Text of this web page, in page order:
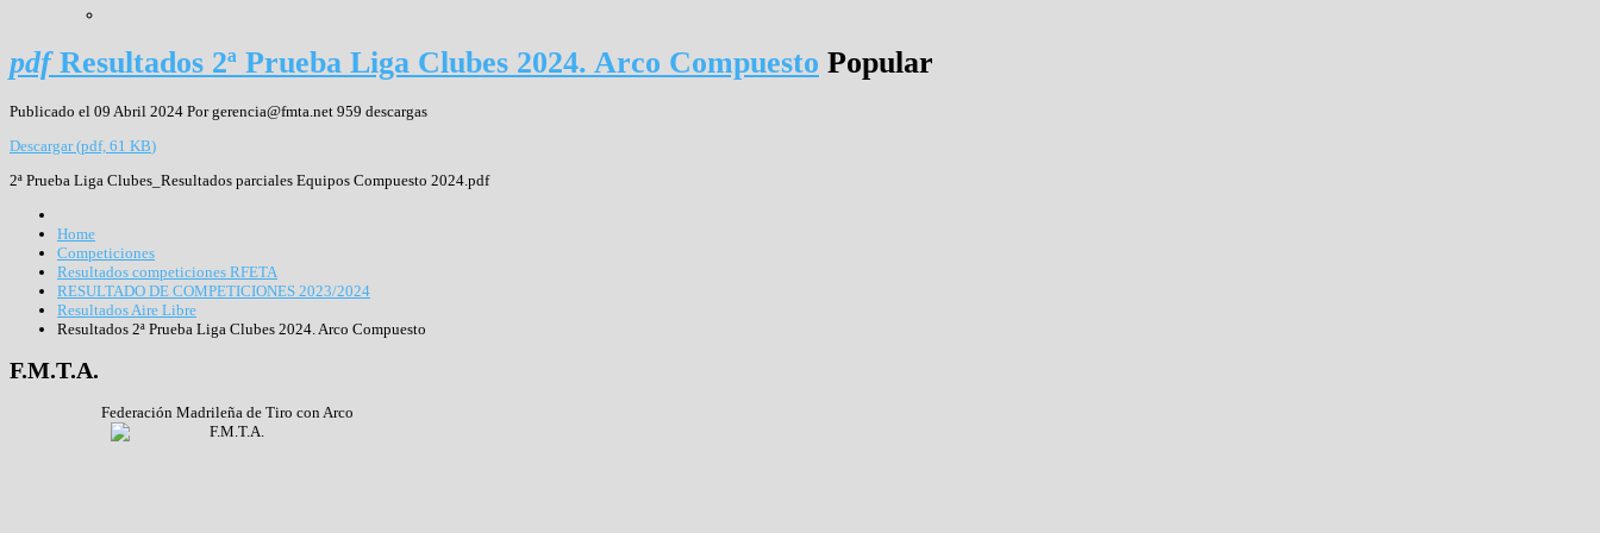
pdf Resultados 2ª Prueba Liga Clubes 2024. Arco Compuesto Popular
Publicado el 09 Abril 2024 Porgerencia@fmta.net 959 descargas
Descargar(pdf, 61 KB)
2ª Prueba Liga Clubes_Resultados parciales Equipos Compuesto 2024.pdf
Home
Competiciones
Resultados competiciones RFETA
RESULTADO DE COMPETICIONES 2023/2024
Resultados Aire Libre
Resultados 2ª Prueba Liga Clubes 2024. Arco Compuesto
F.M.T.A.
Federación Madrileña de Tiro con Arco